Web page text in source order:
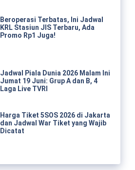
Beroperasi Terbatas, Ini Jadwal
KRL Stasiun JIS Terbaru, Ada
Promo Rp1 Juga!
Jadwal Piala Dunia 2026 Malam Ini
Jumat 19 Juni: Grup A dan B, 4
Laga Live TVRI
Harga Tiket 5SOS 2026 di Jakarta
dan Jadwal War Tiket yang Wajib
Dicatat